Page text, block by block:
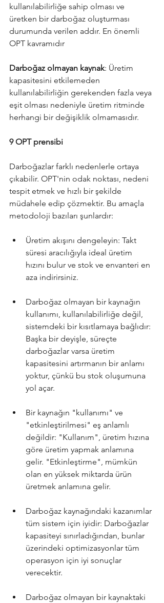
kullanılabilirliğe sahip olması ve
üretken bir darboğaz oluşturması
durumunda verilen addır. En önemli
OPT kavramıdır
Darboğaz olmayan kaynak: Üretim
kapasitesini etkilemeden
kullanılabilirliğin gerekenden fazla veya
eşit olması nedeniyle üretim ritminde
herhangi bir değişiklik olmamasıdır.
9 OPT prensibi
Darboğazlar farklı nedenlerle ortaya
çıkabilir. OPT'nin odak noktası, nedeni
tespit etmek ve hızlı bir şekilde
müdahele edip çözmektir. Bu amaçla
metodoloji bazıları şunlardır:
Üretim akışını dengeleyin: Takt
süresi aracılığıyla ideal üretim
hızını bulur ve stok ve envanteri en
aza indirirsiniz.
Darboğaz olmayan bir kaynağın
kullanımı, kullanılabilirliğe değil,
sistemdeki bir kısıtlamaya bağlıdır:
Başka bir deyişle, süreçte
darboğazlar varsa üretim
kapasitesini artırmanın bir anlamı
yoktur, çünkü bu stok oluşumuna
yol açar.
Bir kaynağın "kullanımı" ve
"etkinleştirilmesi" eş anlamlı
değildir: "Kullanım", üretim hızına
göre üretim yapmak anlamına
gelir. "Etkinleştirme", mümkün
olan en yüksek miktarda ürün
üretmek anlamına gelir.
Darboğaz kaynağındaki kazanımlar
tüm sistem için iyidir: Darboğazlar
kapasiteyi sınırladığından, bunlar
üzerindeki optimizasyonlar tüm
operasyon için iyi sonuçlar
verecektir.
Darboğaz olmayan bir kaynaktaki